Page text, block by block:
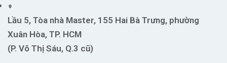
Lầu 5, Tòa nhà Master, 155 Hai Bà Trưng, phường
Xuân Hòa, TP. HCM
(P. Võ Thị Sáu, Q.3 cũ)